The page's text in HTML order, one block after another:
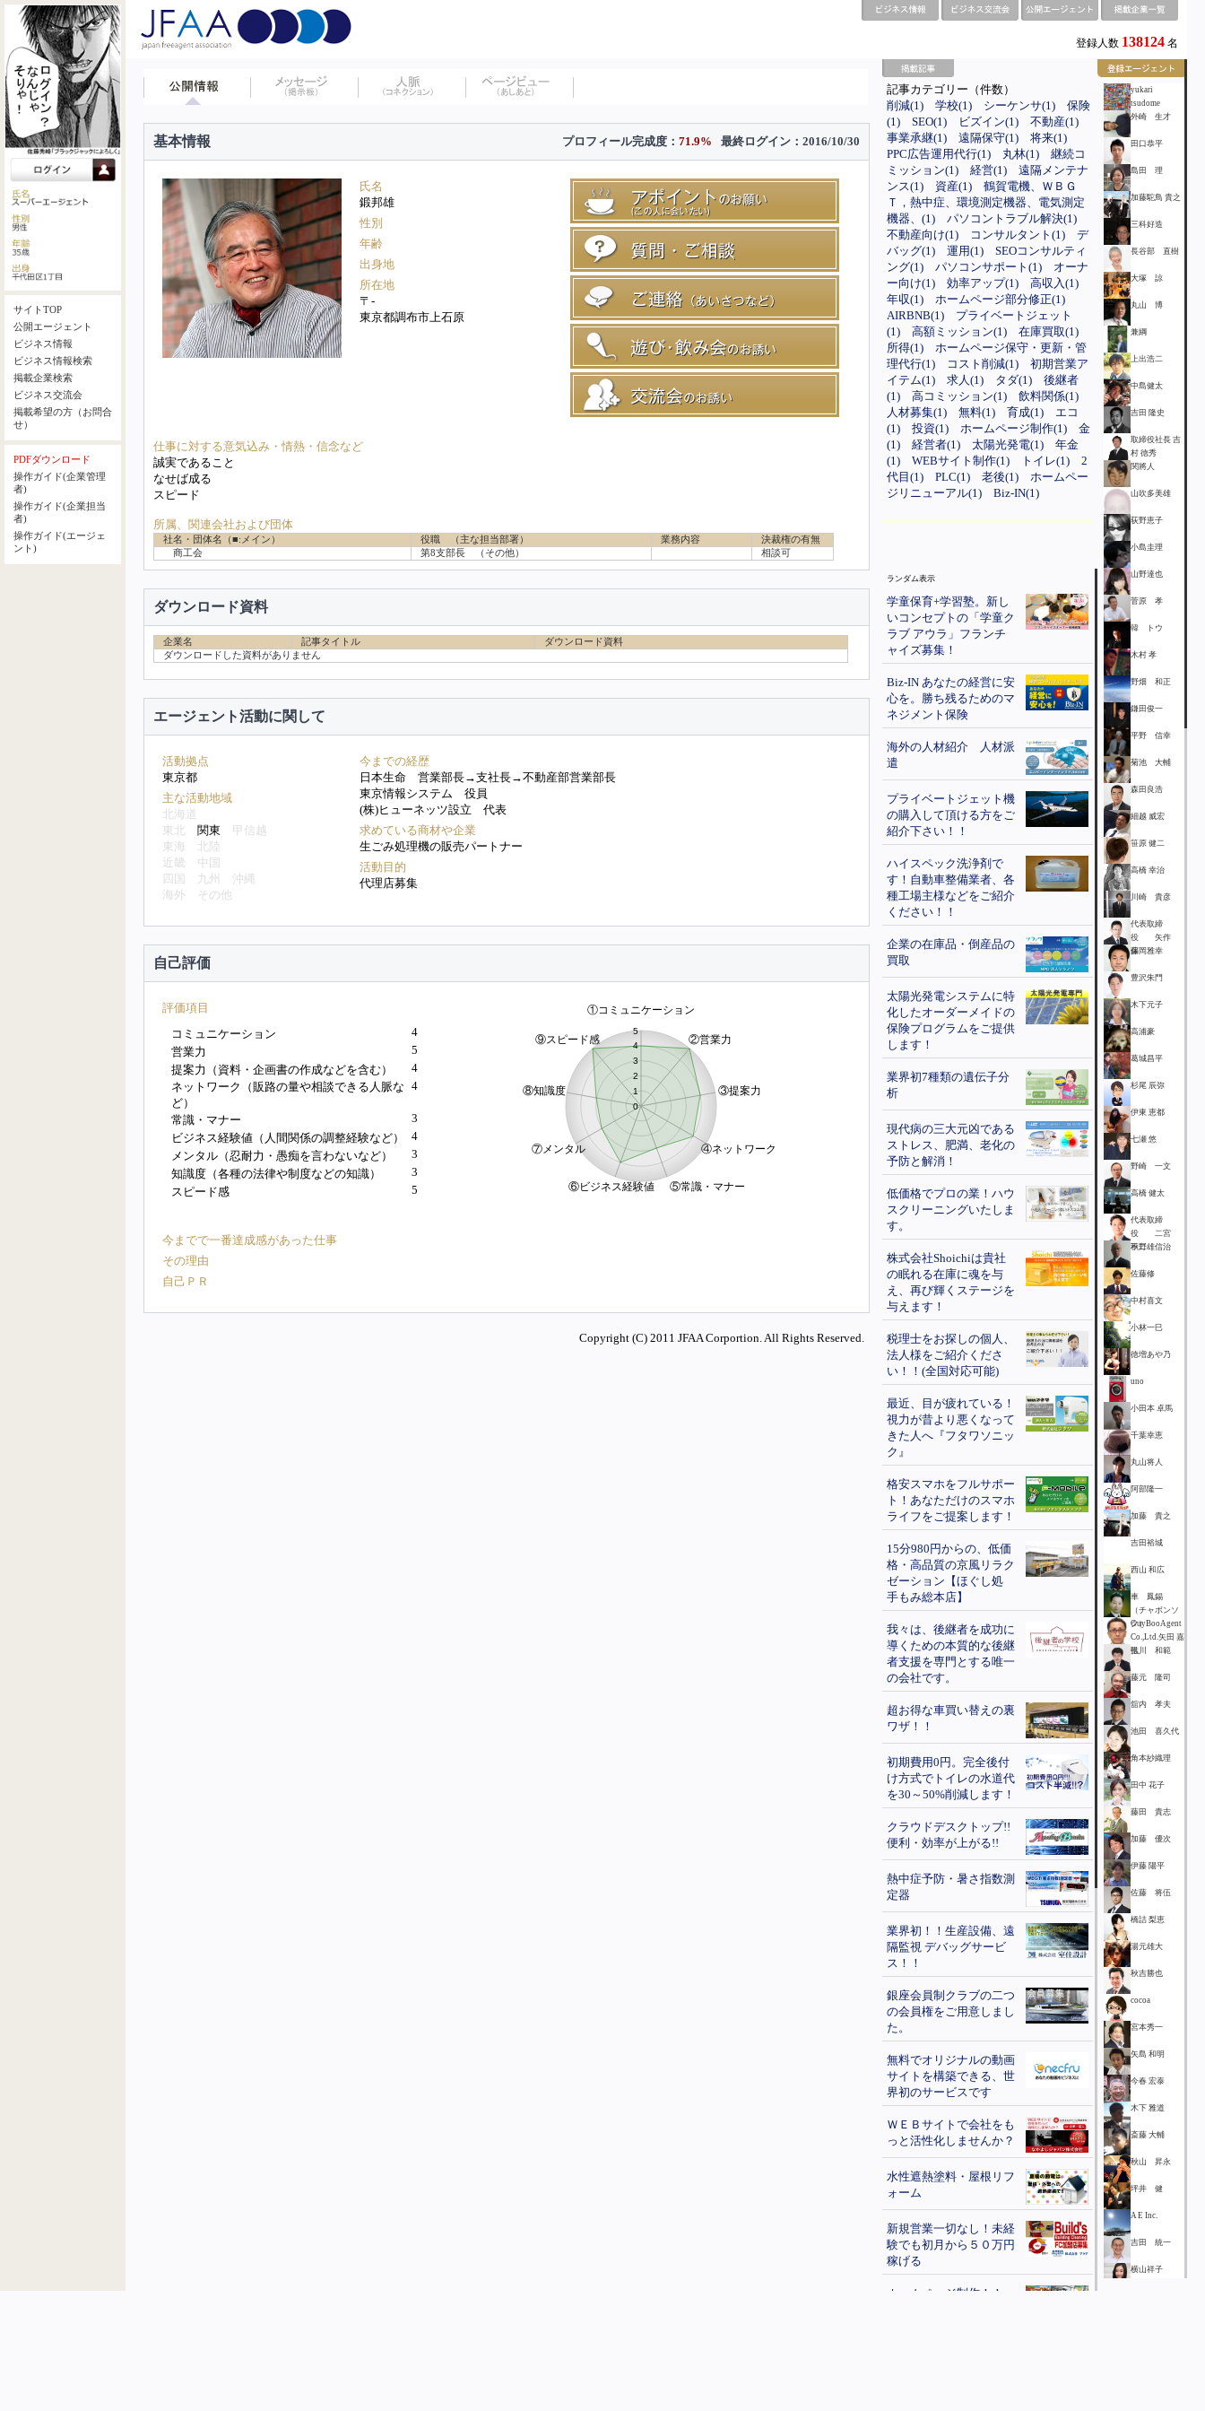
サイトTOP
公開エージェント
ビジネス情報
ビジネス情報検索
掲載企業検索
ビジネス交流会
掲載希望の方（お問合
せ）
PDFダウンロード
操作ガイド(企業管理
者)
操作ガイド(企業担当
者)
操作ガイド(エージェ
ント)
登録人数 138124 名
基本情報 最終ログイン： 2016/10/30
プロフィール完成度： 71.9%
氏名
鍛邦雄
性別
年齢
出身地
所在地
〒-
東京都調布市上石原
仕事に対する意気込み・情熱・信念など
誠実であること
なせば成る
スピード
所属、関連会社および団体
社名・団体名（■:メイン） 役職 （主な担当部署） 業務内容
決裁権の有無
商工会
第8支部長 （その他） 相談可
ダウンロード資料
企業名 記事タイトル
ダウンロード資料
ダウンロードした資料がありません
エージェント活動に関して
活動拠点
東京都
主な活動地域
北海道
東北 関東 甲信越
東海
北陸
近畿
中国
四国
九州
沖縄
海外
その他
今までの経歴
日本生命 営業部長→支社長→不動産部営業部長
東京情報システム 役員
(株)ヒューネッツ設立 代表
求めている商材や企業
生ごみ処理機の販売パートナー
活動目的
代理店募集
自己評価
評価項目
コミュニケーション
4
営業力
5
提案力（資料・企画書の作成などを含む）
4
ネットワーク（販路の量や相談できる人脈な
ど）
4
常識・マナー
3
ビジネス経験値（人間関係の調整経験など）
4
メンタル（忍耐力・愚痴を言わないなど）
3
知識度（各種の法律や制度などの知識）
3
スピード感
5
今までで一番達成感があった仕事
その理由
自己ＰＲ
Copyright (C) 2011 JFAA Corportion. All Rights Reserved.
記事カテゴリー（件数）
削減(1)
学校(1) シーケンサ(1)
保険
(1)
SEO(1) ビズイン(1)
不動産(1)
事業承継(1)
遠隔保守(1)
将来(1)
PPC広告運用代行(1)
丸林(1)
継続コ
ミッション(1)
経営(1)
遠隔メンテナ
ンス(1)
資産(1)
鶴賀電機、ＷＢＧ
Ｔ，熱中症、環境測定機器、電気測定
機器、(1)
パソコントラブル解決(1)
不動産向け(1)
コンサルタント(1)
デ
バッグ(1)
運用(1)
SEOコンサルティ
ング(1)
パソコンサポート(1)
オーナ
ー向け(1)
効率アップ(1)
高収入(1)
年収(1)
ホームページ部分修正(1)
AIRBNB(1)
プライベートジェット
(1)
高額ミッション(1)
在庫買取(1)
所得(1)
ホームページ保守・更新・管
理代行(1)
コスト削減(1)
初期営業ア
イテム(1)
求人(1) タダ(1)
後継者
(1)
高コミッション(1)
飲料関係(1)
人材募集(1)
無料(1) 育成(1)
エコ
(1)
投資(1) ホームページ制作(1)
金
(1)
経営者(1) 太陽光発電(1)
年金
(1)
WEBサイト制作(1) トイレ(1)
2
代目(1)
PLC(1) 老後(1)
ホームペー
ジリニューアル(1)
Biz-IN(1)
ランダム表示
学童保育+学習塾。新し
いコンセプトの「学童ク
ラブ アウラ」フランチ
ャイズ募集！
Biz-IN あなたの経営に安
心を。勝ち残るためのマ
ネジメント保険
海外の人材紹介 人材派
遣
プライベートジェット機
の購入して頂ける方をご
紹介下さい！！
ハイスペック洗浄剤で
す！自動車整備業者、各
種工場主様などをご紹介
ください！！
企業の在庫品・倒産品の
買取
太陽光発電システムに特
化したオーダーメイドの
保険プログラムをご提供
します！
業界初7種類の遺伝子分
析
現代病の三大元凶である
ストレス、肥満、老化の
予防と解消！
低価格でプロの業！ハウ
スクリーニングいたしま
す。
株式会社Shoichiは貴社
の眠れる在庫に魂を与
え、再び輝くステージを
与えます！
税理士をお探しの個人、
法人様をご紹介くださ
い！！(全国対応可能)
最近、目が疲れている！
視力が昔より悪くなって
きた人へ『フタワソニッ
ク』
格安スマホをフルサポー
ト！あなただけのスマホ
ライフをご提案します！
15分980円からの、低価
格・高品質の京風リラク
ゼーション【ほぐし処
手もみ総本店】
我々は、後継者を成功に
導くための本質的な後継
者支援を専門とする唯一
の会社です。
超お得な車買い替えの裏
ワザ！！
初期費用0円。完全後付
け方式でトイレの水道代
を30～50%削減します！
クラウドデスクトップ!!
便利・効率が上がる!!
熱中症予防・暑さ指数測
定器
業界初！！生産設備、遠
隔監視 デバッグサービ
ス！！
銀座会員制クラブの二つ
の会員権をご用意しまし
た。
無料でオリジナルの動画
サイトを構築できる、世
界初のサービスです
ＷＥＢサイトで会社をも
っと活性化しませんか？
水性遮熱塗料・屋根リフ
ォーム
新規営業一切なし！未経
験でも初月から５０万円
稼げる
ホームページ制作！！
yukari
tsudome
外崎 生才
田口恭平
島田 理
加藤駝鳥 貴之
三科好造
長谷部 直樹
大塚 諒
丸山 博
兼綱
上出浩二
中島健太
吉田 隆史
取締役社長 吉
村 徳秀
関將人
山吹多美雄
荻野恵子
小島圭理
山野達也
菅原 孝
韓 トウ
木村 孝
野畑 和正
鎌田俊一
平野 信幸
菊池 大輔
森田良浩
細越 威宏
笹原 健二
高橋 幸治
川崎 貴彦
代表取締
役 矢作
保
藤岡雅幸
豊沢朱門
木下元子
高浦豪
葛城昌平
杉尾 辰弥
伊東 恵都
七瀬 悠
野崎 一文
高橋 健太
代表取締
役 二宮
不二雄
秋野 信治
佐藤修
中村喜文
小林一巳
徳増あや乃
uno
小田本 卓馬
千葉幸恵
丸山将人
阿部隆一
加藤 貴之
吉田裕城
西山 和広
車 鳳錫
（チャボンソ
ク）
GuyBooAgent
Co.,Ltd.矢田 嘉
弘
推川 和範
藤元 隆司
舘内 孝夫
池田 喜久代
角本紗織理
田中 花子
藤田 貴志
加藤 優次
伊藤 陽平
佐藤 将伍
橋詰 梨恵
湯元雄大
秋吉勝也
cocoa
宮本秀一
矢島 和明
今春 宏泰
木下 雅道
斎藤 大輔
秋山 昇永
坪井 健
A E Inc.
吉田 統一
横山祥子